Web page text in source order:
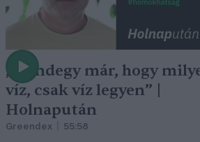
„Mindegy már, hogy
víz, csak víz legyen” |
Holnapután
Greendex 55:58